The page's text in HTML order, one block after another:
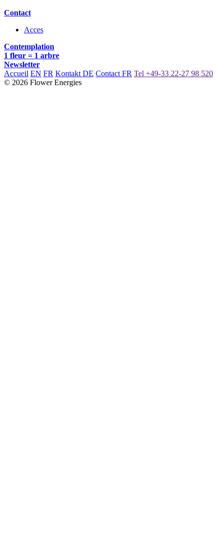
Contact
Acces
Contemplation
1 fleur = 1 arbre
Newsletter
Accueil EN FR Kontakt DE Contact FR Tel +49-33 22-27 98 520
© 2026 Flower Energies